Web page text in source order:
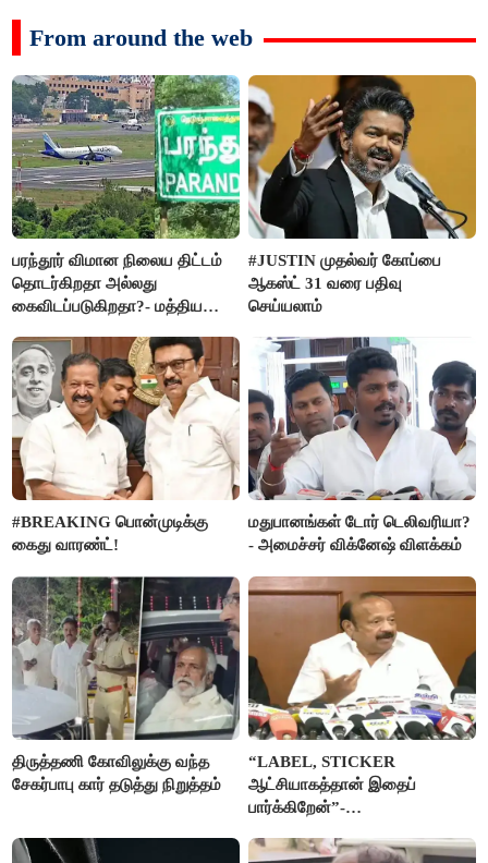
From around the web
பரந்தூர் விமான நிலைய திட்டம்
தொடர்கிறதா அல்லது
கைவிடப்படுகிறதா?- மத்திய
#JUSTIN முதல்வர் கோப்பை
ஆகஸ்ட் 31 வரை பதிவு
செய்யலாம்
#BREAKING பொன்முடிக்கு
கைது வாரண்ட்!
மதுபானங்கள் டோர் டெலிவரியா?
- அமைச்சர் விக்னேஷ் விளக்கம்
திருத்தணி கோவிலுக்கு வந்த
சேகர்பாபு கார் தடுத்து நிறுத்தம்
“LABEL, STICKER
ஆட்சியாகத்தான் இதைப்
பார்க்கிறேன்”-